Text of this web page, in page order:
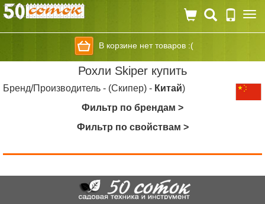
В корзине нет товаров :(
Рохли Skiper купить
Бренд/Производитель - (Скипер) - Китай)
Фильтр по брендам >
Фильтр по свойствам >